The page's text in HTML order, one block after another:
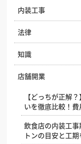
飲食店の成功はコ
ドライキッチン
どちらがおすすめ？
小さなカフェで成
イデア
基本を解説！飲
失敗しない店舗
ポイントと注意点
喫茶店らしい内装
選びのコツ
実際にあった失敗
地下店舗の内装
サード設計がカギ
おしゃれな塾の
「選ばれる塾」に
かっこいい店舗
内装工事
オフィス移転の内
ト！費用相場や
店舗の内装で失敗
内容
基礎工事とは？
内装工事の見積
法律
2026年度の店舗
金獲得に向けた
飲食店 建築基準
きたい安全基準と
飲食店開業の際に
【2025年版】
喫煙喫茶はつく
知識
ナフサショックで
飲食店の水道光
削減方法も解説
図面記号とは？店
店舗開業
【どっちが正解
いを徹底比較！
飲食店の内装工
トンの目安と工